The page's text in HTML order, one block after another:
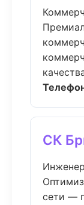
СК
сети —